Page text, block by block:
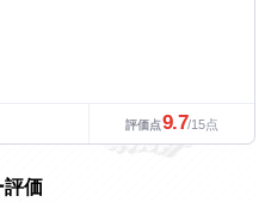
評価点9.7/15点
評価